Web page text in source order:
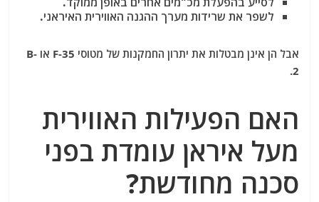
לשפר את שרידות מערך ההגנה האווירית האיראני.
אבל הן אינן מבטלות את יתרון החמקנות של מטוסי F-35 או B-
2.
האם הפעילות האווירית
מעל איראן עומדת בפני
סכנה מחודשת?